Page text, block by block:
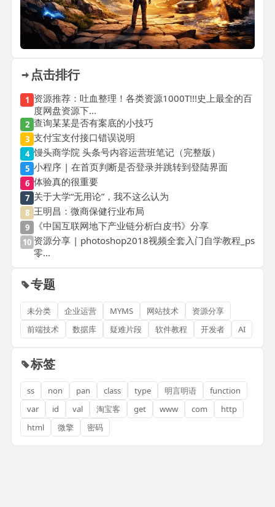
点击排行
1 资源推荐：吐血整理！各类资源1000T!!!史上最全的百
度网盘资源下...
2 查询某某是否有案底的小技巧
3 支付宝支付接口错误说明
4 馒头商学院 头条号内容运营班笔记（完整版）
5 小程序 | 在首页判断是否登录并跳转到登陆界面
6 体验真的很重要
7 关于大学“无用论”，我不这么认为
8 王明昌：微商保健行业布局
9 《中国互联网地下产业链分析白皮书》分享
10 资源分享 | photoshop2018视频全套入门自学教程_ps
零...
专题
未分类 企业运营 MYMS 网站技术
资源分享
前端技术
数据库 疑难片段 软件教程 开发者 AI
标签
ss non pan class type 明言明语
function
var
id val 淘宝客 get www com
http
html
微擎 密码